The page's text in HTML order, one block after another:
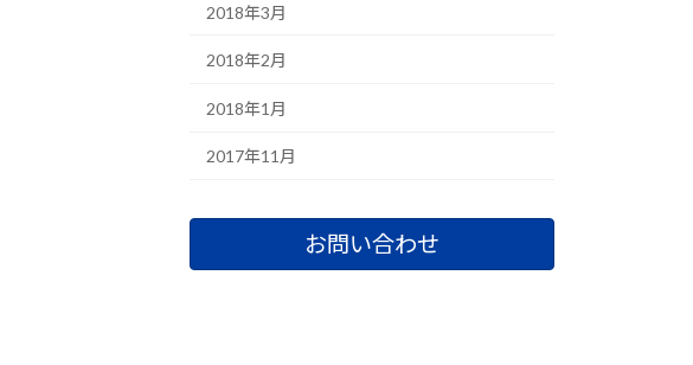
2018年3月
2018年2月
2018年1月
2017年11月
お問い合わせ